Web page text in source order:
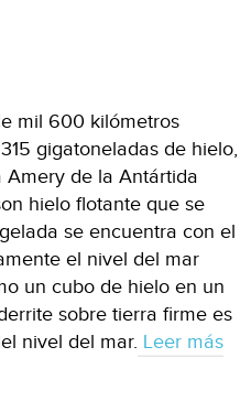
mil 600 kilómetros
gigatoneladas de hielo,
de la Antártida
hielo flotante que se
se encuentra con el
el nivel del mar
un cubo de hielo en un
sobre tierra firme es
nivel del mar. Leer más